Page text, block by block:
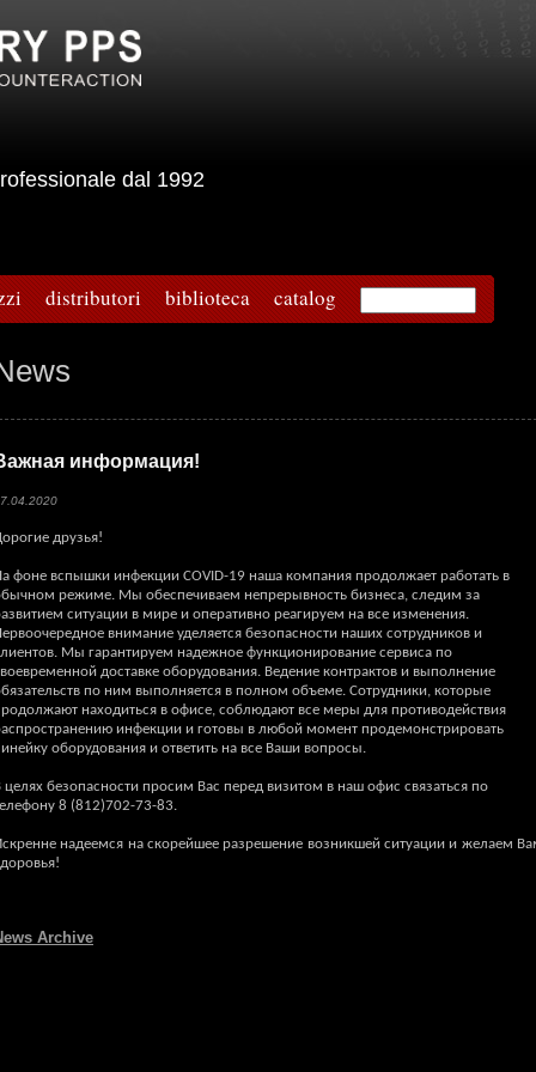
dal 1992
distributori biblioteca catalog
информация!
друзья!
фоне вспышки инфекции COVID-19 наша компания продолжает работать в
режиме. Мы обеспечиваем непрерывность бизнеса, следим за
ситуации в мире и оперативно реагируем на все изменения.
внимание уделяется безопасности наших сотрудников и
Мы гарантируем надежное функционирование сервиса по
доставке оборудования. Ведение контрактов и выполнение
по ним выполняется в полном объеме. Сотрудники, которые
находиться в офисе, соблюдают все меры для противодействия
инфекции и готовы в любой момент продемонстрировать
оборудования и ответить на все Ваши вопросы.
целях безопасности просим Вас перед визитом в наш офис связаться по
8 (812)702-73-83.
надеемся на скорейшее разрешение возникшей ситуации и желаем
Archive